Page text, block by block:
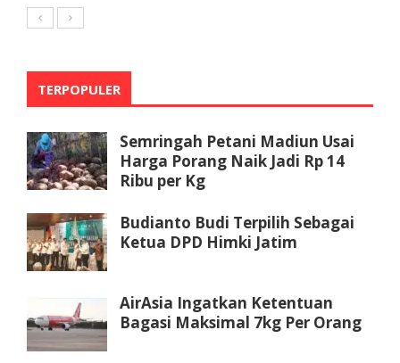
TERPOPULER
Semringah Petani Madiun Usai
Harga Porang Naik Jadi Rp 14
Ribu per Kg
Budianto Budi Terpilih Sebagai
Ketua DPD Himki Jatim
AirAsia Ingatkan Ketentuan
Bagasi Maksimal 7kg Per Orang